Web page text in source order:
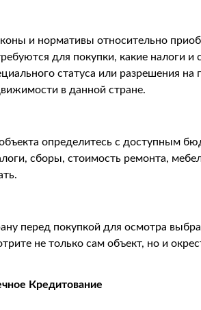
и нормативы относительно
для покупки, какие налоги
статуса или разрешения
в данной стране.
определитесь с доступным
сборы, стоимость ремонта,
перед покупкой для осмотра
не только сам объект, но и
Кредитование